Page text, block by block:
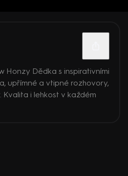
Honzy Dědka s inspirativními
upřímné a vtipné rozhovory,
i lehkost v každém